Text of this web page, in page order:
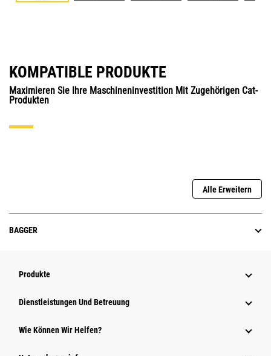
KOMPATIBLE PRODUKTE
Maximieren Sie Ihre Maschineninvestition Mit Zugehörigen Cat-
Produkten
Alle Erweitern
BAGGER
Produkte
Dienstleistungen Und Betreuung
Wie Können Wir Helfen?